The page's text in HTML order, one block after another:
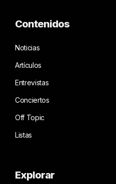
Contenidos
Noticias
Artículos
Entrevistas
Conciertos
Off Topic
Listas
Explorar